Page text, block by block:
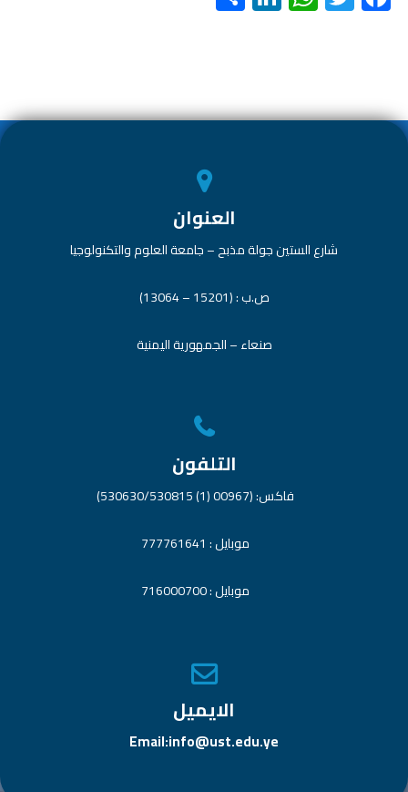
ac
o
wi
h
A
nk
n
العنوان
شارع الستين جولة مذبح – جامعة العلوم والتكنولوجيا
ص.ب : (15201 – 13064)
صنعاء – الجمهورية اليمنية
التلفون
فاكس: (00967 (1) 530630/530815)
موبايل : 777761641
موبايل : 716000700
الايميل
Email:info@ust.edu.ye